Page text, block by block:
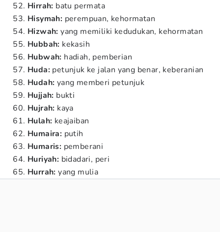
Hirrah: batu permata
Hisymah: perempuan, kehormatan
Hizwah: yang memiliki kedudukan, kehormatan
Hubbah: kekasih
Hubwah: hadiah, pemberian
Huda: petunjuk ke jalan yang benar, keberanian
Hudah: yang memberi petunjuk
Hujjah: bukti
Hujrah: kaya
Hulah: keajaiban
Humaira: putih
Humaris: pemberani
Huriyah: bidadari, peri
Hurrah: yang mulia